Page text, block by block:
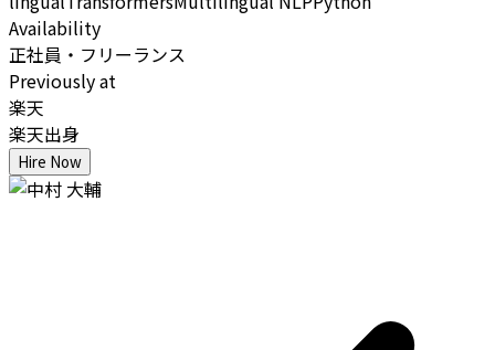
Availability
正社員・フリーランス
Previously at
楽天
楽天出身
Hire Now